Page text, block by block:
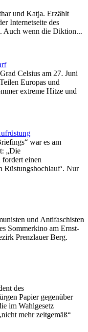
und Katja. Erzählt
Internetseite des
Auch wenn die Diktion...
Celsius am 27. Juni
Europas und
extreme Hitze und
war es am
„Die
einen
Rüstungshochlauf‘. Nur
und Antifaschisten
Sommerkino am Ernst-
Prenzlauer Berg.
des
Papier gegenüber
im Wahlgesetz
mehr zeitgemäß“